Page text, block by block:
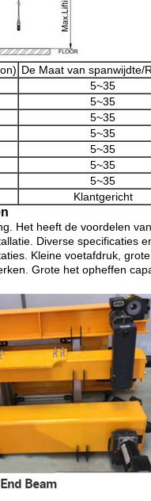
De Maat van spanwijdte/
5~35
5~35
5~35
5~35
5~35
5~35
5~35
Klantgericht
Het heeft de voordelen
Diverse specificaties
Kleine voetafdruk,
Grote het opheffen